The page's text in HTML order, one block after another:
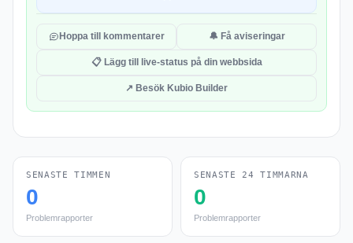
Hoppa till kommentarer 🔔 Få aviseringar
📋 Lägg till live-status på din webbsida
↗ Besök Kubio Builder
SENASTE TIMMEN
0
Problemrapporter
SENASTE 24 TIMMARNA
0
Problemrapporter